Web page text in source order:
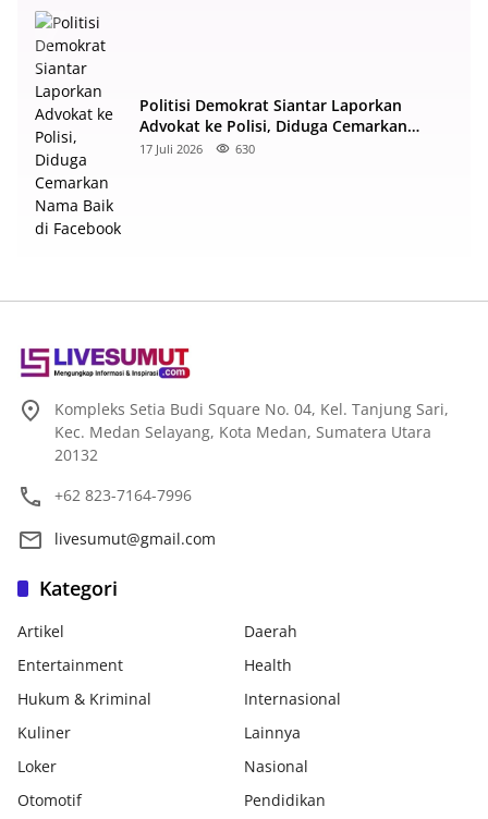
Politisi Demokrat Siantar Laporkan
Advokat ke Polisi, Diduga Cemarkan
Nama Baik di Facebook
17 Juli 2026 630
Kompleks Setia Budi Square No. 04, Kel. Tanjung Sari,
Kec. Medan Selayang, Kota Medan, Sumatera Utara
20132
+62 823-7164-7996
livesumut@gmail.com
Kategori
Artikel
Daerah
Entertainment
Health
Hukum & Kriminal
Internasional
Kuliner
Lainnya
Loker
Nasional
Otomotif
Pendidikan